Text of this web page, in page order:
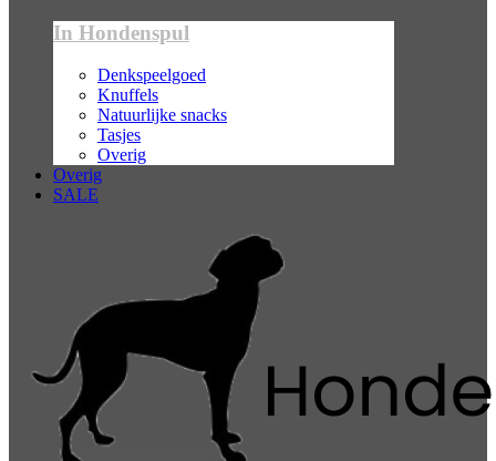
In Hondenspul
Denkspeelgoed
Knuffels
Natuurlijke snacks
Tasjes
Overig
Overig
SALE